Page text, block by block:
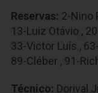
Reservas: 2-Nino
13-Luiz Otávio ,
33-Victor Luís ,
89-Cléber , 91-
Técnico: Dorival